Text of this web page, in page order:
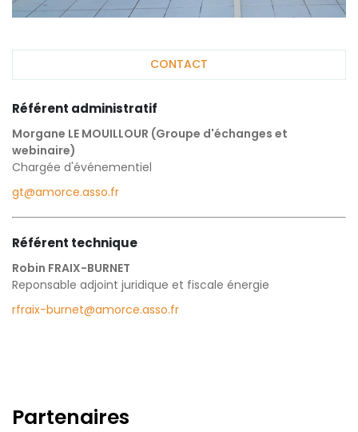
CONTACT
Référent administratif
Morgane LE MOUILLOUR (Groupe d'échanges et
webinaire)
Chargée d'événementiel
gt@amorce.asso.fr
Référent technique
Robin FRAIX-BURNET
Reponsable adjoint juridique et fiscale énergie
rfraix-burnet@amorce.asso.fr
Partenaires